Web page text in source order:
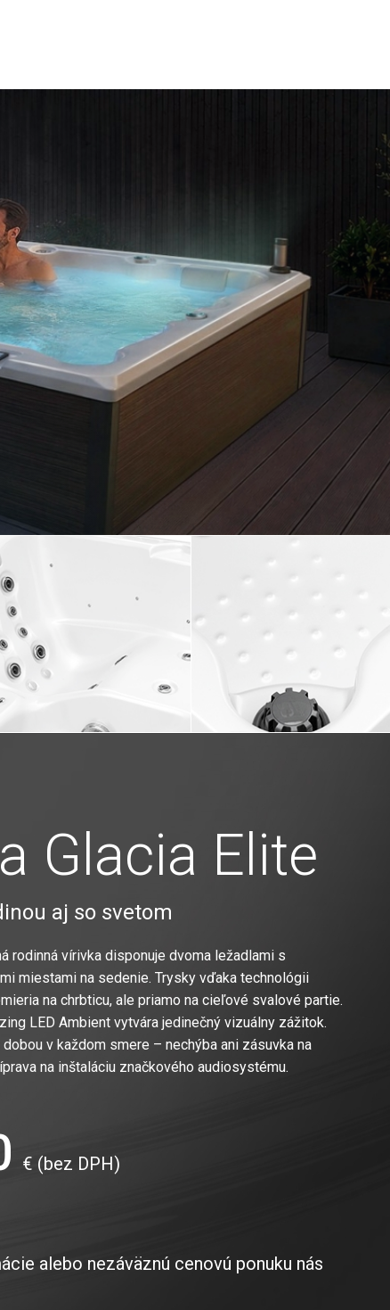
Glacia Elite
aj so svetom
rodinná vírivka disponuje dvoma ležadlami s
miestami na sedenie. Trysky vďaka technológii
na chrbticu, ale priamo na cieľové svalové partie.
LED Ambient vytvára jedinečný vizuálny zážitok.
v každom smere – nechýba ani zásuvka na
na inštaláciu značkového audiosystému.
€ (bez DPH)
alebo nezáväznú cenovú ponuku nás